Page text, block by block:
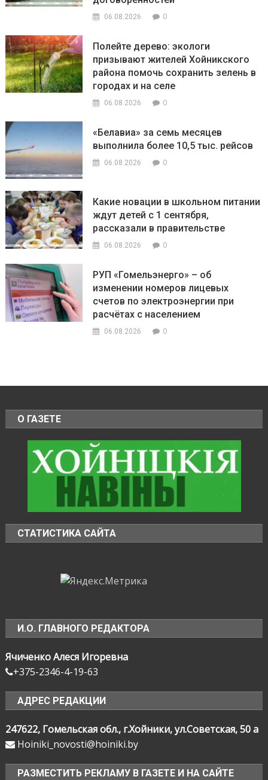
06.08.2026 0
Полейте дерево: экологи
призывают жителей Хойникского
района помочь сохранить зелень в
городах и на селе
06.08.2026 0
«Белавиа» за семь месяцев
выполнила более 10,5 тыс. рейсов
06.08.2026 0
Какие новации в школьном питании
ждут детей с 1 сентября,
рассказали в правительстве
06.08.2026 0
РУП «Гомельэнерго» – об
изменении номеров лицевых
счетов по электроэнергии при
расчётах с населением
06.08.2026 0
О ГАЗЕТЕ
СТАТИСТИКА САЙТА
И.О. ГЛАВНОГО РЕДАКТОРА
Ячиченко Алеся Игоревна
+375-2346-4-19-63
АДРЕС РЕДАКЦИИ
247622, Гомельская обл., г.Хойники, ул.Советская, 50 а
Hoiniki_novosti@hoiniki.by
РАЗМЕСТИТЬ РЕКЛАМУ В ГАЗЕТЕ И НА САЙТЕ